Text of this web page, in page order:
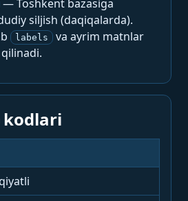
— Toshkent bazasiga
siljish (daqiqalarda).
labels
va ayrim matnlar
kodlari